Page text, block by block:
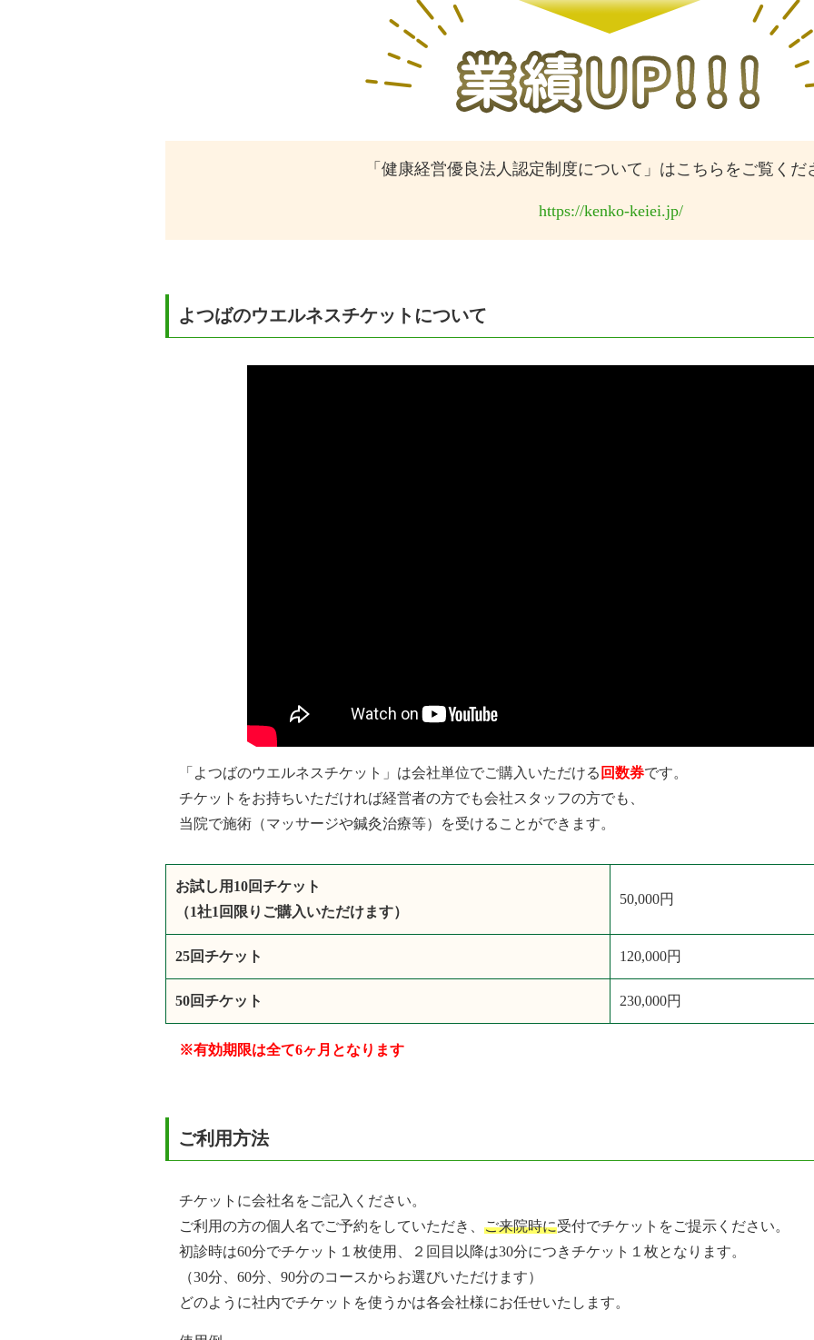
「健康経営優良法人認定制度について」はこちらをご覧くだ
https://kenko-keiei.jp/
よつばのウエルネスチケットについて
「よつばのウエルネスチケット」は会社単位でご購入いただける 回数券です。
チケットをお持ちいただければ経営者の方でも会社スタッフの方でも、
当院で施術（マッサージや鍼灸治療等）を受けることができます。
お試し用10回チケット
（1社1回限りご購入いただけます）
50,000円
25回チケット 120,000円
50回チケット 230,000円
※有効期限は全て6ヶ月となります
ご利用方法
チケットに会社名をご記入ください。
ご利用の方の個人名でご予約をしていただき、 ご来院時に受付でチケットをご提示ください。
初診時は60分でチケット１枚使用、２回目以降は30分につきチケット１枚となります。
（30分、60分、90分のコースからお選びいただけます）
どのように社内でチケットを使うかは各会社様にお任せいたします。